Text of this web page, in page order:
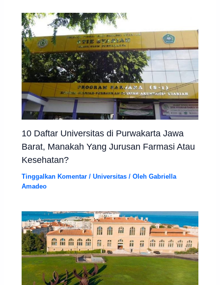
10 Daftar Universitas di Purwakarta Jawa
Barat, Manakah Yang Jurusan Farmasi Atau
Kesehatan?
Tinggalkan Komentar /Universitas / OlehGabriella
Amadeo